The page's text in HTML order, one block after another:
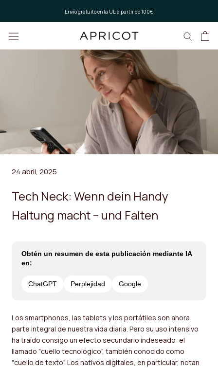
Envío gratuito en la UE a partir de 100€
24 abril, 2025
Tech Neck: Wenn dein Handy
Haltung macht – und Falten
Obtén un resumen de esta publicación mediante IA
en:
ChatGPT Perplejidad Google
Los smartphones, las tablets y los portátiles son ahora
parte integral de nuestra vida diaria. Pero su uso intensivo
ha traído consigo un efecto secundario indeseado: el
llamado "cuello tecnológico", también conocido como
"cuello de texto". Los nativos digitales, en particular, notan